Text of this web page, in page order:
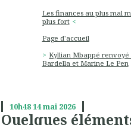
Les finances au plus mal
plus fort
Page d'accueil
Kyllian Mbappé renvoyé
Bardella et Marine Le Pen
10h4814mai 2026
Quelques